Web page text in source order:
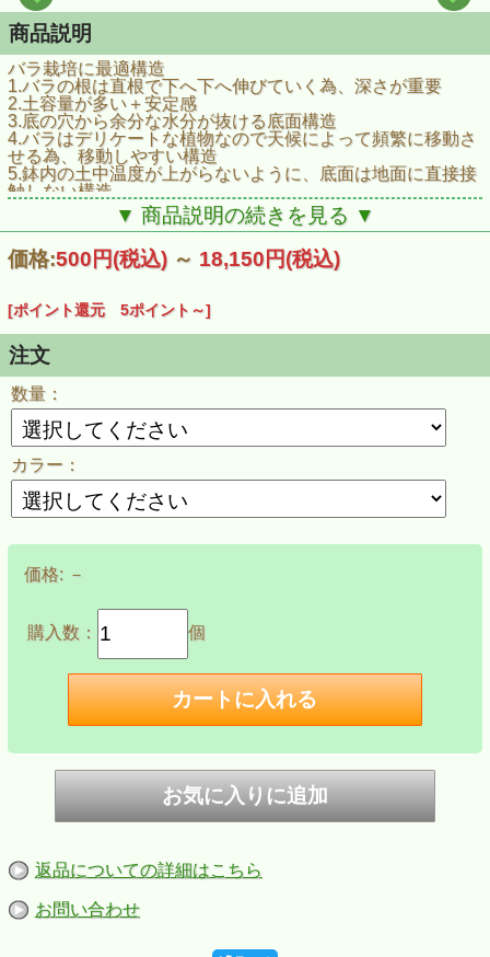
商品説明
バラ栽培に最適構造
1.バラの根は直根で下へ下へ伸びていく為、深さが重要
2.土容量が多い＋安定感
3.底の穴から余分な水分が抜ける底面構造
4.バラはデリケートな植物なので天候によって頻繁に移動さ
せる為、移動しやすい構造
5.鉢内の土中温度が上がらないように、底面は地面に直接接
触しない構造
6.通気性を高めるため、底穴や側面の通気孔の大きさが重要
■規格
サイズ：直径180×高さ180mm
▼ 商品説明の続きを見る ▼
価格:500円(税込) ～ 18,150円(税込)
[ポイント還元 5ポイント～]
注文
数量：
カラー：
価格:－
購入数： 個
返品についての詳細はこちら
お問い合わせ